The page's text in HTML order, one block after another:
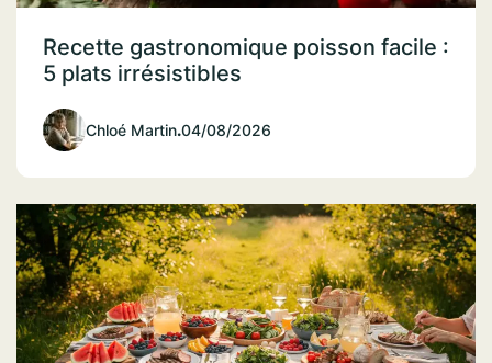
Recette gastronomique poisson facile :
5 plats irrésistibles
Chloé Martin.04/08/2026